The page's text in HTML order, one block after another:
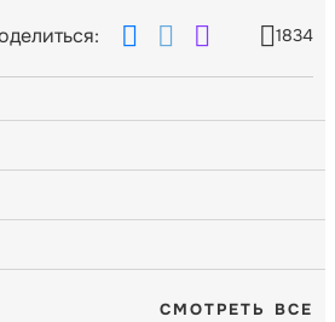
1834
СМОТРЕТЬ ВСЕ